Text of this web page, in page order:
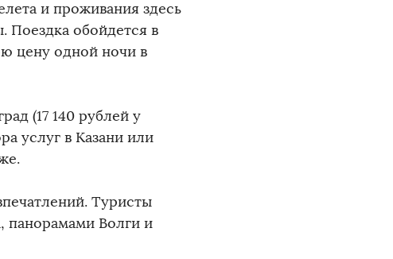
и проживания здесь
Поездка обойдется в
цену одной ночи в
(17 140 рублей у
услуг в Казани или
Туристы
панорамами Волги и